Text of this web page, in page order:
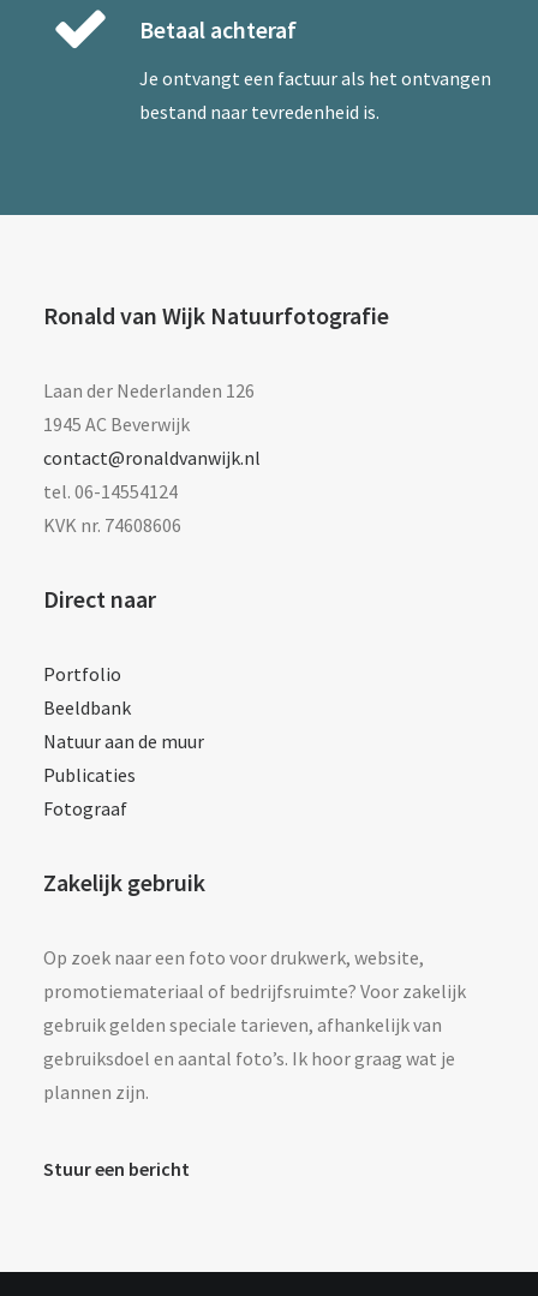
Betaal achteraf
Je ontvangt een factuur als het ontvangen
bestand naar tevredenheid is.
Ronald van Wijk Natuurfotografie
Laan der Nederlanden 126
1945 AC Beverwijk
contact@ronaldvanwijk.nl
tel. 06-14554124
KVK nr. 74608606
Direct naar
Portfolio
Beeldbank
Natuur aan de muur
Publicaties
Fotograaf
Zakelijk gebruik
Op zoek naar een foto voor drukwerk, website,
promotiemateriaal of bedrijfsruimte? Voor zakelijk
gebruik gelden speciale tarieven, afhankelijk van
gebruiksdoel en aantal foto’s. Ik hoor graag wat je
plannen zijn.
Stuur een bericht